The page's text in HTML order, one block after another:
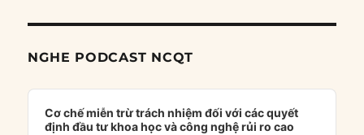
NGHE PODCAST NCQT
Audio
Player
Cơ chế miễn trừ trách nhiệm đối với các quyết
định đầu tư khoa học và công nghệ rủi ro cao